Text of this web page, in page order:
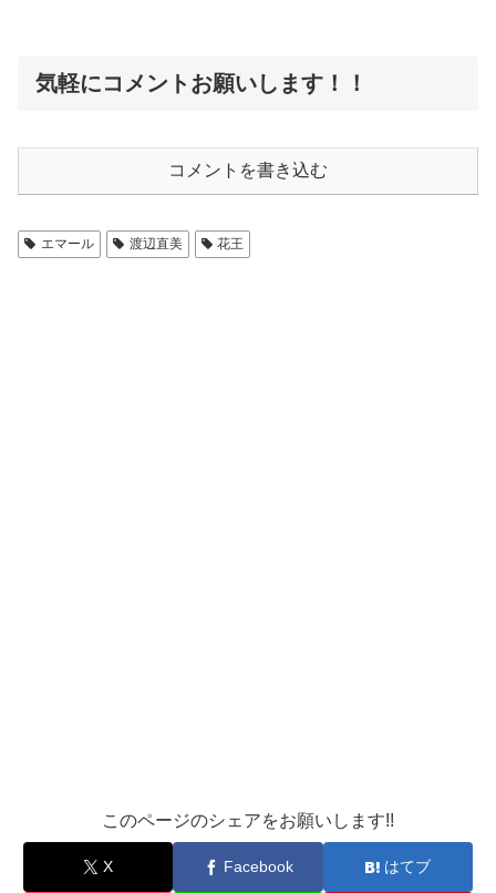
気軽にコメントお願いします！！
コメントを書き込む
エマール 渡辺直美 花王
このページのシェアをお願いします!!
X Facebook はてブ